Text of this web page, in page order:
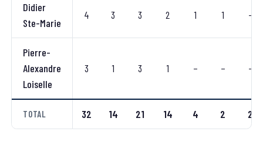
Didier
Ste-Marie
4 3 3 2 1 1 –
Pierre-
Alexandre
Loiselle
3 1 3 1 – – –
TOTAL 32 14 21 14 4 2 2